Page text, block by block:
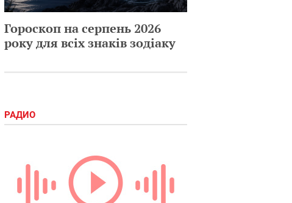
Гороскоп на серпень 2026
року для всіх знаків зодіаку
РАДИО